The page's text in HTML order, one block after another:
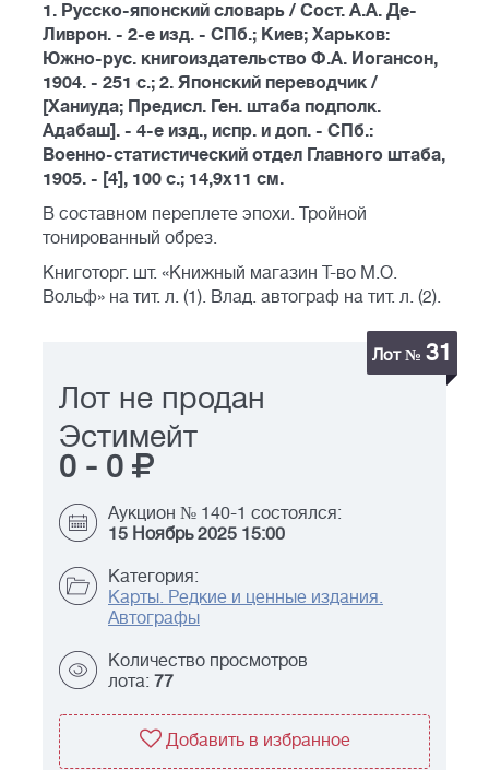
1. Русско-японский словарь / Сост. А.А. Де-
Ливрон. - 2-е изд. - СПб.; Киев; Харьков:
Южно-рус. книгоиздательство Ф.А. Иогансон,
1904. - 251 с.; 2. Японский переводчик /
[Ханиуда; Предисл. Ген. штаба подполк.
Адабаш]. - 4-е изд., испр. и доп. - СПб.:
Военно-статистический отдел Главного штаба,
1905. - [4], 100 с.; 14,9х11 см.
В составном переплете эпохи. Тройной
тонированный обрез.
Книготорг. шт. «Книжный магазин Т-во М.О.
Вольф» на тит. л. (1). Влад. автограф на тит. л. (2).
Лот № 31
Лот не продан
Эстимейт
0 - 0
Аукцион № 140-1 состоялся:
15 Ноябрь 2025 15:00
Категория:
Карты. Редкие и ценные издания.
Автографы
Количество просмотров
лота: 77
Добавить в избранное